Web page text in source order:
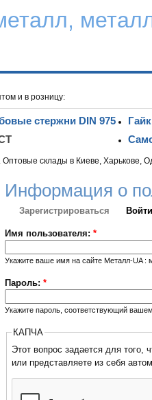
и в розницу:
стержни DIN 975
склады в Киеве, Харькове,
Информация о
Зарегистрироваться
Имя пользователя: *
Укажите ваше имя на сайте Металл-UA :
Пароль: *
Укажите пароль, соответствующий
КАПЧА
Этот вопрос задается для того,
или представляете из себя